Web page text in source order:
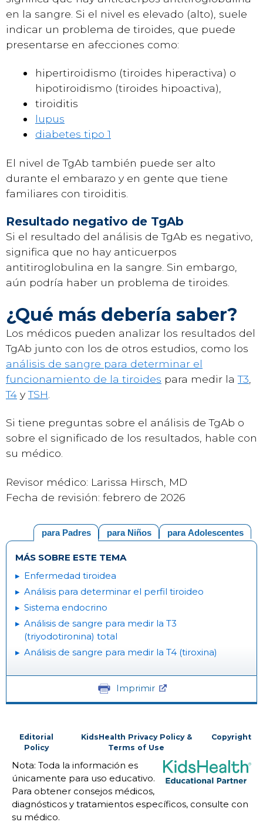
en la sangre. Si el nivel es elevado (alto), suele
indicar un problema de tiroides, que puede
presentarse en afecciones como:
hipertiroidismo (tiroides hiperactiva) o
hipotiroidismo (tiroides hipoactiva),
tiroiditis
lupus
diabetes tipo 1
El nivel de TgAb también puede ser alto
durante el embarazo y en gente que tiene
familiares con tiroiditis.
Resultado negativo de TgAb
Si el resultado del análisis de TgAb es negativo,
significa que no hay anticuerpos
antitiroglobulina en la sangre. Sin embargo,
aún podría haber un problema de tiroides.
¿Qué más debería saber?
Los médicos pueden analizar los resultados del
TgAb junto con los de otros estudios, como los
análisis de sangre para determinar el
funcionamiento de la tiroides para medir laT3
T4 yTSH
Si tiene preguntas sobre el análisis de TgAb o
sobre el significado de los resultados, hable con
su médico.
Revisor médico: Larissa Hirsch, MD
Fecha de revisión: febrero de 2026
para Adolescentes
para Niños
para Padres
MÁS SOBRE ESTE TEMA
Enfermedad tiroidea
Análisis para determinar el perfil tiroideo
Sistema endocrino
Análisis de sangre para medir la T3
(triyodotironina) total
Análisis de sangre para medir la T4 (tiroxina)
Imprimir
Editorial
Policy
KidsHealth Privacy Policy &
Terms of Use
Copyright
Nota: Toda la información es
únicamente para uso educativo.
Para obtener consejos médicos,
diagnósticos y tratamientos específicos, consulte con
su médico.